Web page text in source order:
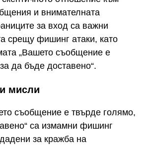
и внимателната
за вход са важни
срещу фишинг атаки, като
„Вашето съобщение е
да бъде доставено“.
мисли
съобщение е твърде голямо,
са измамни фишинг
за кражба на